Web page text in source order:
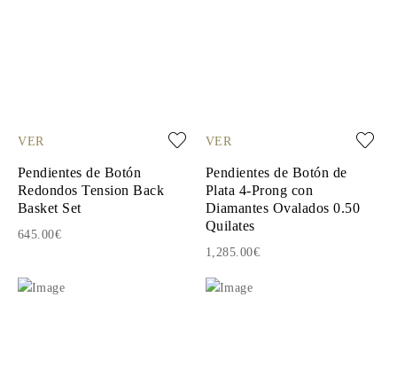
VER
Pendientes de Botón
Redondos Tension Back
Basket Set
645.00€
VER
Pendientes de Botón de
Plata 4-Prong con
Diamantes Ovalados 0.50
Quilates
1,285.00€